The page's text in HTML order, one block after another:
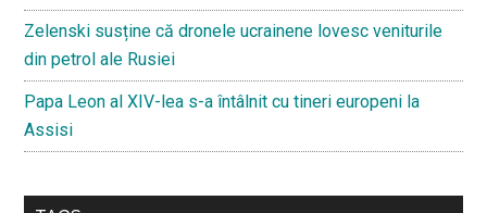
Zelenski susține că dronele ucrainene lovesc veniturile
din petrol ale Rusiei
Papa Leon al XIV-lea s-a întâlnit cu tineri europeni la
Assisi